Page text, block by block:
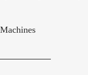
Machines